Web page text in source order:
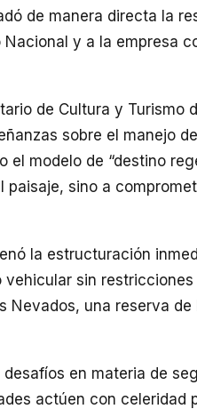
de manera directa la
y a la empresa
de Cultura y Turismo
sobre el manejo
modelo de “destino
sino a
la estructuración
sin
Nevados, una reserva de
en materia de
actúen con celeridad